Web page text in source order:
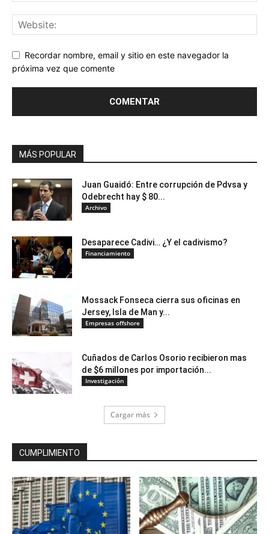
Recordar nombre, email y sitio en este navegador la
próxima vez que comente
MÁS POPULAR
Juan Guaidó: Entre corrupción de Pdvsa y
Odebrecht hay $ 80...
Archivo
Desaparece Cadivi… ¿Y el cadivismo?
Financiamiento
Mossack Fonseca cierra sus oficinas en
Jersey, Isla de Man y...
Empresas offshore
Cuñados de Carlos Osorio recibieron mas
de $6 millones por importación...
Investigación
Cargar más
CUMPLIMIENTO